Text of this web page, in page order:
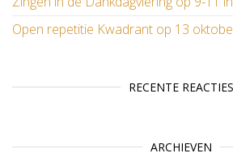
Open repetitie Kwadrant op 13
RECENTE REACTIES
ARCHIEVEN